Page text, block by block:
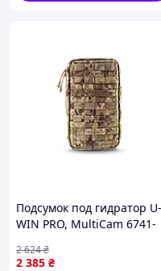
Подсумок под гидратор U-
WIN PRO, MultiCam 6741-
2 385 ₴
2 624₴